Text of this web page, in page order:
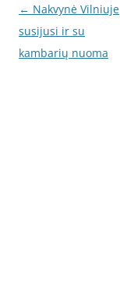
Post
navigation
← Nakvynė Vilniuje
susijusi ir su
kambarių nuoma